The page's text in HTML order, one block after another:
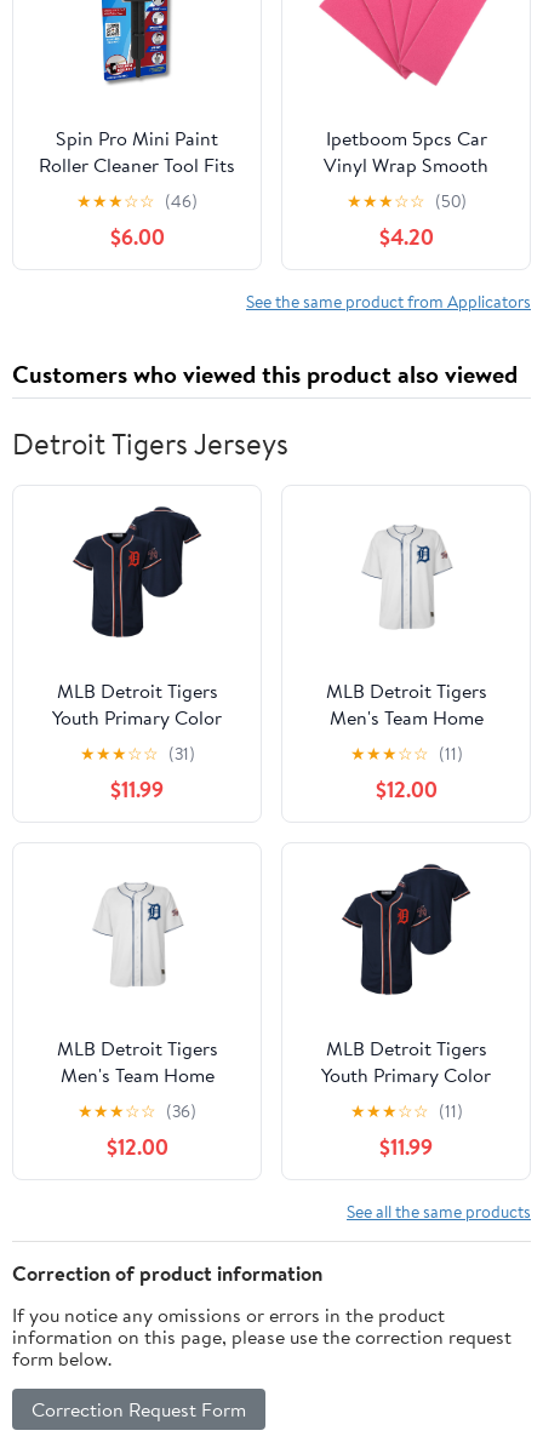
Tasks
Spin Pro Mini Paint
Roller Cleaner Tool Fits
1/4" to 3/4" inch Mini
Rollers Drill Driver
Spinner Attachment
Clean and Dry Paint
★★★☆☆ (46)
$6.00
Ipetboom 5pcs Car
Vinyl Wrap Smooth
Edge Decal Squeegee
Replacement Parts
Application Tool
Window Film Smooth
Tool for DIY
★★★☆☆ (50)
$4.20
See the same product from Applicators
Customers who viewed this product also viewed
Detroit Tigers Jerseys
MLB Detroit Tigers
Youth Primary Color
Synthetic Jersey
★★★☆☆ (31)
$11.99
MLB Detroit Tigers
Men's Team Home
Jersey, Sizes S-3XL
★★★☆☆ (11)
$12.00
MLB Detroit Tigers
Men's Team Home
Jersey, Sizes S-3XL
★★★☆☆ (36)
$12.00
MLB Detroit Tigers
Youth Primary Color
Synthetic Jersey
★★★☆☆ (11)
$11.99
See all the same products
Correction of product information
If you notice any omissions or errors in the product
information on this page, please use the correction request
form below.
Correction Request Form